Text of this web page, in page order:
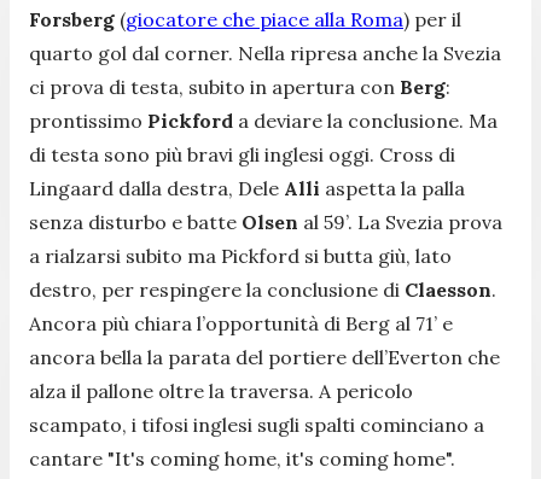
Forsberg (giocatore che piace alla Roma) per il
quarto gol dal corner. Nella ripresa anche la Svezia
ci prova di testa, subito in apertura con Berg:
prontissimo Pickford a deviare la conclusione. Ma
di testa sono più bravi gli inglesi oggi. Cross di
Lingaard dalla destra, Dele Alli aspetta la palla
senza disturbo e batte Olsen al 59’. La Svezia prova
a rialzarsi subito ma Pickford si butta giù, lato
destro, per respingere la conclusione di Claesson.
Ancora più chiara l’opportunità di Berg al 71’ e
ancora bella la parata del portiere dell’Everton che
alza il pallone oltre la traversa. A pericolo
scampato, i tifosi inglesi sugli spalti cominciano a
cantare "It's coming home, it's coming home".